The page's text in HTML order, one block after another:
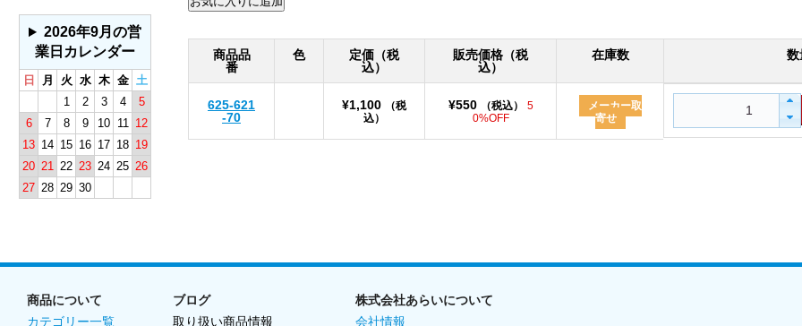
商品品
番
色
定価（税
込）
販売価格（税
込）
在庫数 数
625-621
-70
¥1,100
（税
込）
¥550 （税込）
5
0%OFF
メーカー取
寄せ
2026年9月の営
業日カレンダー
日 月 火 水 木 金 土
1
2 3 4
5
6
7 8 9 10 11 12
13 14 15 16 17 18 19
20 21 22 23 24 25 26
27 28 29 30
商品について
カテゴリー一覧
ブログ
取り扱い商品情報
株式会社あらいについて
会社情報